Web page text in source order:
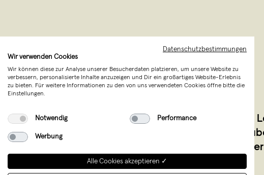
Natürlich. Stilvoll.
die hinter dem
jeder Zeichnung
Datenschutzbestimmungen
Wir verwenden Cookies
Wir können diese zur Analyse unserer Besucherdaten platzieren, um unsere Website zu
verbessern, personalisierte Inhalte anzuzeigen und Dir ein großartiges Website-Erlebnis
zu bieten. Für weitere Informationen zu den von uns verwendeten Cookies öffne bitte die
Einstellungen.
Notwendig Performance
Werbung
Alle Cookies akzeptieren ✓